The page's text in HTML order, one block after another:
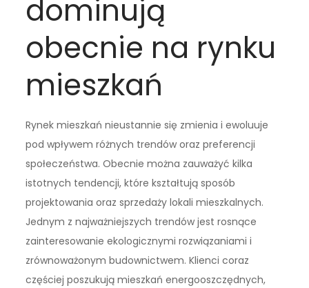
dominują
obecnie na rynku
mieszkań
Rynek mieszkań nieustannie się zmienia i ewoluuje
pod wpływem różnych trendów oraz preferencji
społeczeństwa. Obecnie można zauważyć kilka
istotnych tendencji, które kształtują sposób
projektowania oraz sprzedaży lokali mieszkalnych.
Jednym z najważniejszych trendów jest rosnące
zainteresowanie ekologicznymi rozwiązaniami i
zrównoważonym budownictwem. Klienci coraz
częściej poszukują mieszkań energooszczędnych,